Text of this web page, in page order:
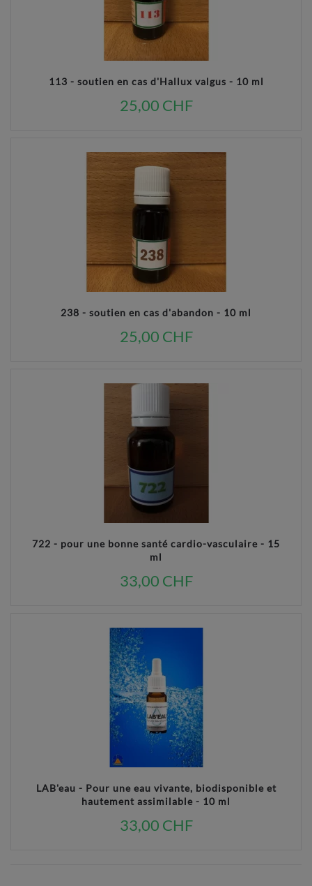
113 - soutien en cas d'Hallux valgus - 10 ml
25,00 CHF
238 - soutien en cas d'abandon - 10 ml
25,00 CHF
722 - pour une bonne santé cardio-vasculaire - 15
ml
33,00 CHF
LAB'eau - Pour une eau vivante, biodisponible et
hautement assimilable - 10 ml
33,00 CHF